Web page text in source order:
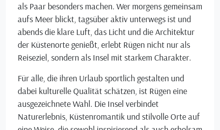
als Paar besonders machen. Wer morgens gemeinsam
aufs Meer blickt, tagsüber aktiv unterwegs ist und
abends die klare Luft, das Licht und die Architektur
der Küstenorte genießt, erlebt Rügen nicht nur als
Reiseziel, sondern als Insel mit starkem Charakter.
Für alle, die ihren Urlaub sportlich gestalten und
dabei kulturelle Qualität schätzen, ist Rügen eine
ausgezeichnete Wahl. Die Insel verbindet
Naturerlebnis, Küstenromantik und stilvolle Orte auf